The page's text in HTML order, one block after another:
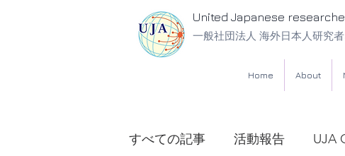
United Japanese
一般社団法人 海外日本人研究
Home About
すべての記事 活動報告 UJA